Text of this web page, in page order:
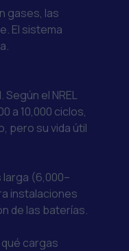
gases, las
El sistema
Según el NREL
a 10,000 ciclos,
pero su vida útil
larga (6,000–
instalaciones
de las baterías.
cargas